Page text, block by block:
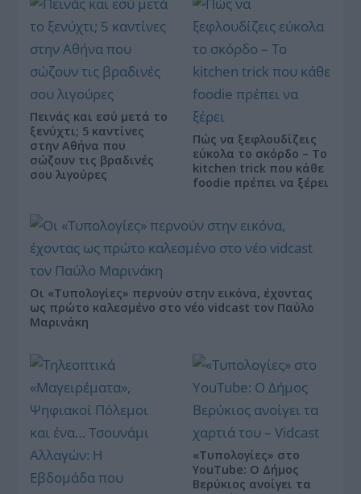
Πεινάς και εσύ μετά το
ξενύχτι; 5 καντίνες
στην Αθήνα που
σώζουν τις βραδινές
σου λιγούρες
Πώς να ξεφλουδίζεις
εύκολα το σκόρδο – Το
kitchen trick που κάθε
foodie πρέπει να ξέρει
Οι «Τυπολογίες» περνούν στην εικόνα, έχοντας
ως πρώτο καλεσμένο στο νέο vidcast τον Παύλο
Μαρινάκη
«Τυπολογίες» στο
YouTube: Ο Δήμος
Βερύκιος ανοίγει τα